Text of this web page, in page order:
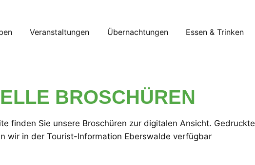
Veranstaltungen Übernachtungen Essen & Trinken
BROSCHÜREN
finden Sie unsere Broschüren zur digitalen Ansicht. Gedruckte
wir in der Tourist-Information Eberswalde verfügbar